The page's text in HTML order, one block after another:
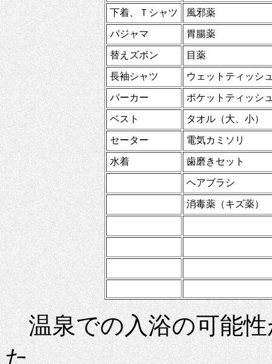
下着、Ｔシャツ 風邪薬
パジャマ 胃腸薬
替えズボン 目薬
長袖シャツ ウェットティッシ
パーカー ポケットティッシ
ベスト タオル（大、小）
セーター 電気カミソリ
水着 歯磨きセット
ヘアブラシ
消毒薬（キズ薬）
温泉での入浴の可能性
た。